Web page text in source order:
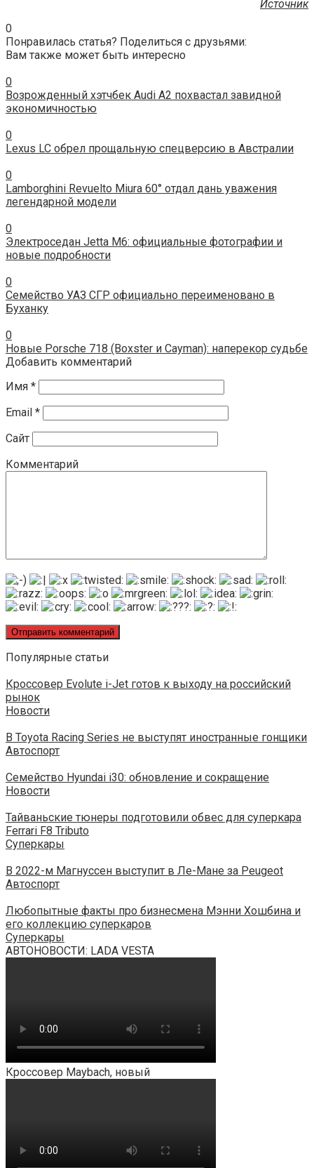
Источник
0
Понравилась статья? Поделиться с друзьями:
Вам также может быть интересно
0
Возрожденный хэтчбек Audi A2 похвастал завидной
экономичностью
0
Lexus LC обрел прощальную спецверсию в Австралии
0
Lamborghini Revuelto Miura 60° отдал дань уважения
легендарной модели
0
Электроседан Jetta M6: официальные фотографии и
новые подробности
0
Семейство УАЗ СГР официально переименовано в
Буханку
0
Новые Porsche 718 (Boxster и Cayman): наперекор судьбе
Добавить комментарий
Имя *
Email *
Сайт
Комментарий
Популярные статьи
Кроссовер Evolute i-Jet готов к выходу на российский
рынок
Новости
В Toyota Racing Series не выступят иностранные гонщики
Автоспорт
Семейство Hyundai i30: обновление и сокращение
Новости
Тайваньские тюнеры подготовили обвес для суперкара
Ferrari F8 Tributo
Суперкары
В 2022-м Магнуссен выступит в Ле-Мане за Peugeot
Автоспорт
Любопытные факты про бизнесмена Мэнни Хошбина и
его коллекцию суперкаров
Суперкары
АВТОНОВОСТИ: LADA VESTA
Кроссовер Maybach, новый